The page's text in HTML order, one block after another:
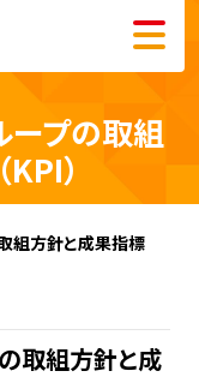
メニュー
ープの取組
）
組方針と成果指標
取組方針と成